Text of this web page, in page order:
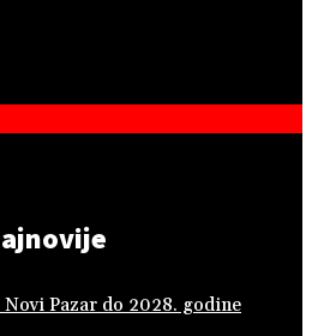
Pazar do 2028. godine